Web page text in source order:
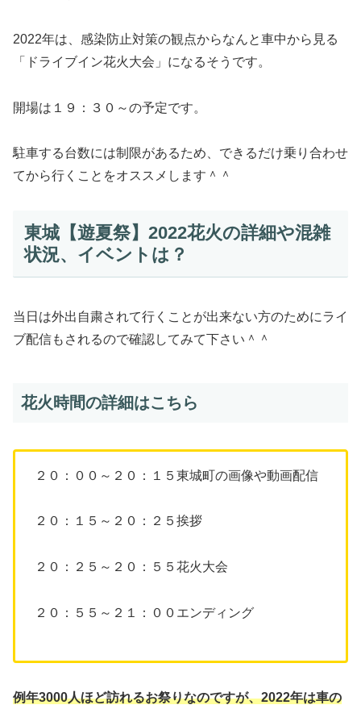
2022年は、感染防止対策の観点からなんと車中から見る
「ドライブイン花火大会」になるそうです。
開場は１９：３０～の予定です。
駐車する台数には制限があるため、できるだけ乗り合わせ
てから行くことをオススメします＾＾
東城【遊夏祭】2022花火の詳細や混雑
状況、イベントは？
当日は外出自粛されて行くことが出来ない方のためにライ
ブ配信もされるので確認してみて下さい＾＾
花火時間の詳細はこちら
２０：００～２０：１５東城町の画像や動画配信
２０：１５～２０：２５挨拶
２０：２５～２０：５５花火大会
２０：５５～２１：００エンディング
例年3000人ほど訪れるお祭りなのですが、2022年は車の